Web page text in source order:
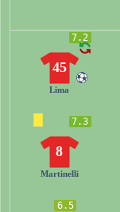
6.5
7.3
8
Martinelli
7.2
45
Lima